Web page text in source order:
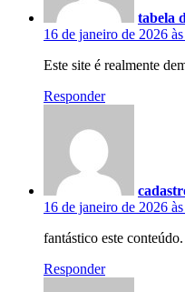
tabela
16 de janeiro de 2026
Este site é realmente
Responder
16 de janeiro de 2026
fantástico este
Responder